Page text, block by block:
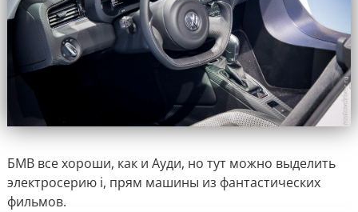
БМВ все хороши, как и Ауди, но тут можно выделить
электросерию i, прям машины из фантастических
фильмов.